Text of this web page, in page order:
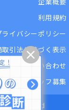
企業概要
利用規約
ライバシーポリシー
取引法に基づく表示
ー・お問い合わせ
講師・スタッフ募集
Reserved